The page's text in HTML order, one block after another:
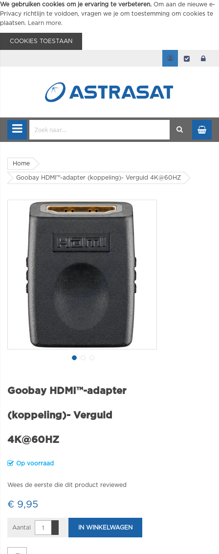
We gebruiken cookies om je ervaring te verbeteren. Om aan de nieuwe e-
Privacy richtlijn te voldoen, vragen we je om toestemming om cookies te
plaatsen.
Learn more.
COOKIES TOESTAAN
Home
Goobay HDMI™-adapter (koppeling)- Verguld 4K@60HZ
Goobay HDMI™-adapter
(koppeling)- Verguld
4K@60HZ
Op voorraad
Wees de eerste die dit product reviewed
€ 9,95
Aantal IN WINKELWAGEN